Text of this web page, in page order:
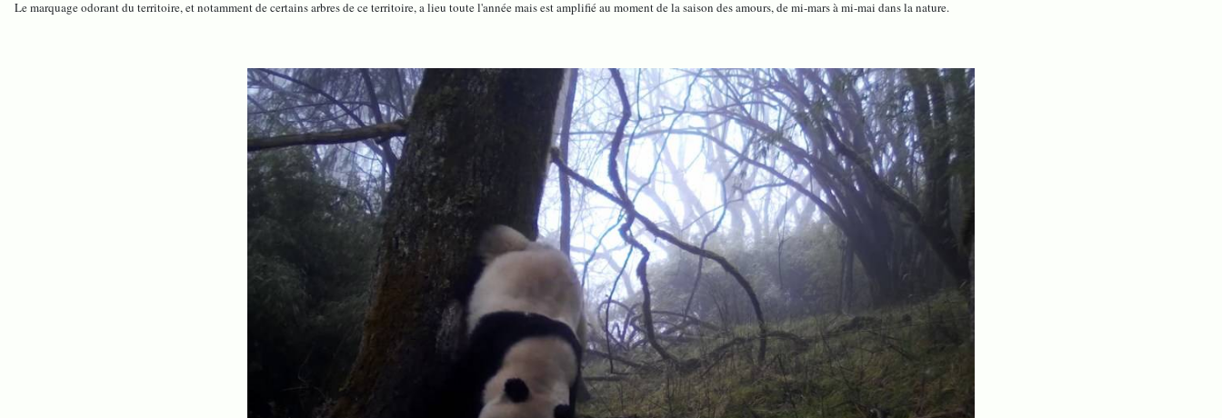
Le marquage odorant du territoire, et notamment de certains arbres de ce territoire, a lieu toute l'année mais est amplifié au moment de la saison des amours, de mi-mars à mi-mai dans la nature.